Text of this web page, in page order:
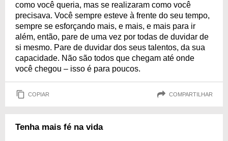
como você queria, mas se realizaram como você
precisava. Você sempre esteve à frente do seu tempo,
sempre se esforçando mais, e mais, e mais para ir
além, então, pare de uma vez por todas de duvidar de
si mesmo. Pare de duvidar dos seus talentos, da sua
capacidade. Não são todos que chegam até onde
você chegou – isso é para poucos.
COPIAR COMPARTILHAR
Tenha mais fé na vida